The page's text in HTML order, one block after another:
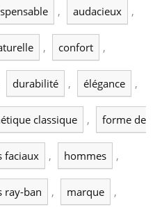
, audacieux ,
, confort ,
durabilité , élégance ,
classique , forme de
faciaux , hommes ,
ray-ban , marque ,